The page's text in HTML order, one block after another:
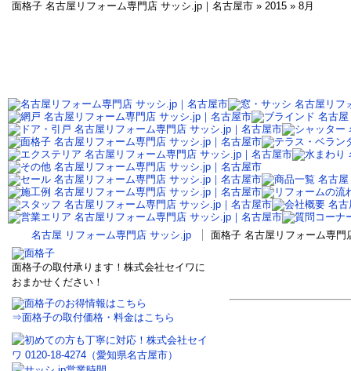
面格子 名古屋リフォーム専門店 サッシ.jp｜名古屋市 » 2015 » 8月
名古屋 リフォーム専門店 サッシ.jp 面格子 名古屋リフォーム専
面格子の取付承ります！株式会社セイワに
おまかせください！
⇒面格子の取付価格・料金はこちら